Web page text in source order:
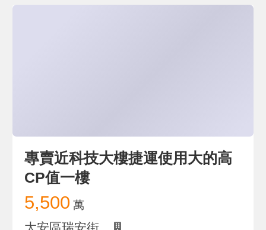
專賣近科技大樓捷運使用大的高
CP值一樓
5,500 萬
大安區瑞安街